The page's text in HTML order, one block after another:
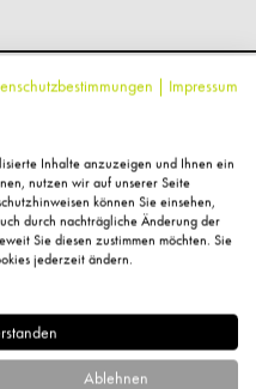
| Impressum
Inhalte anzuzeigen und Ihnen ein
nutzen wir auf unserer Seite
können Sie einsehen,
durch nachträgliche Änderung der
Sie diesen zustimmen möchten. Sie
jederzeit ändern.
Ablehnen